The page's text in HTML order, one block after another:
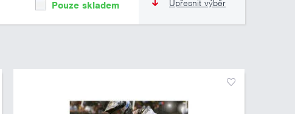
Upřesnit výběr
Pouze skladem